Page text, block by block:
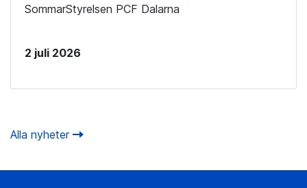
SommarStyrelsen PCF Dalarna
2 juli 2026
Alla nyheter